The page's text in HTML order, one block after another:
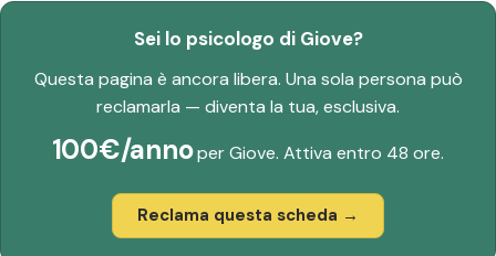
Sei lo psicologo di Giove?
Questa pagina è ancora libera. Una sola persona può
reclamarla — diventa la tua, esclusiva.
100€/annoper Giove. Attiva entro 48 ore.
Reclama questa scheda →